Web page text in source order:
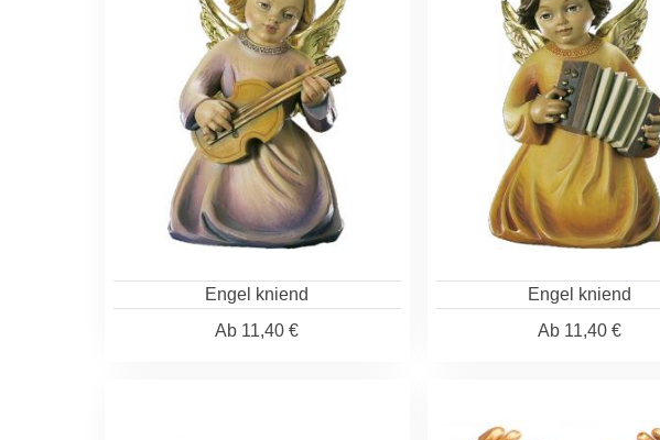
Engel kniend
Ab 11,40 €
Engel kniend
Ab11,40 €